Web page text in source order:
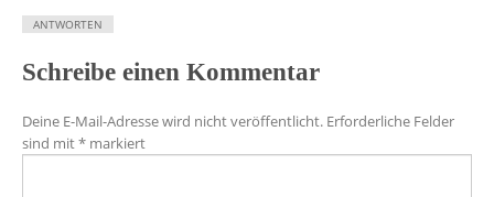
ANTWORTEN
Schreibe einen Kommentar
Deine E-Mail-Adresse wird nicht veröffentlicht. Erforderliche Felder
sind mit* markiert